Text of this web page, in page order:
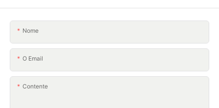
Nome
O Email
Contente